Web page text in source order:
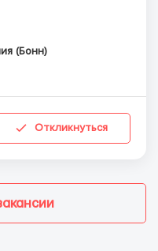
(Бонн)
Откликнуться